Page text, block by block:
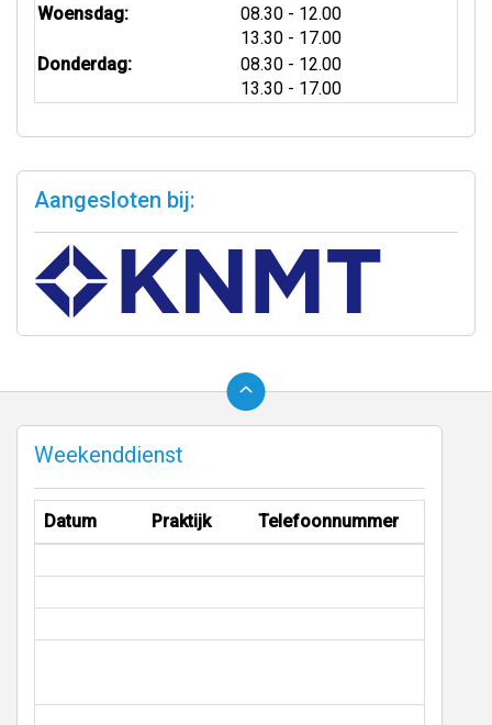
Woensdag:
08.30 tot
- 12.00
13.30 tot
- 17.00
Donderdag:
08.30 tot
- 12.00
13.30 tot
- 17.00
Aangesloten bij:
terug
bovenkant
website
Weekenddienst
Datum Praktijk Telefoonnummer